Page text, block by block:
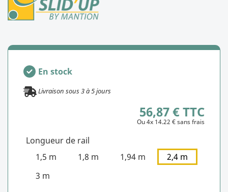
En stock
Livraison sous3à5jours
56,87 € TTC
Ou 4x 14.22 € sans frais
Longueur de rail
1,5 m
1,8 m 1,94 m
2,4 m
3 m